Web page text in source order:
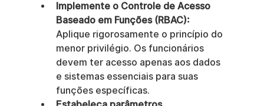
Implemente o Controle de Acesso
Baseado em Funções (RBAC):
Aplique rigorosamente o princípio do
menor privilégio. Os funcionários
devem ter acesso apenas aos dados
e sistemas essenciais para suas
funções específicas.